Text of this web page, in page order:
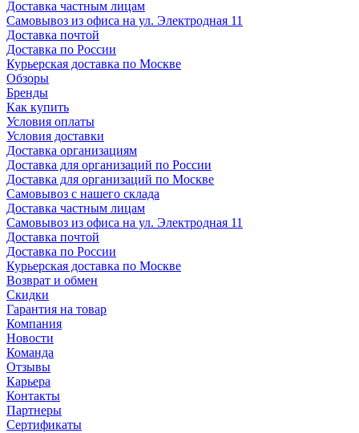
Доставка частным лицам
Самовывоз из офиса на ул. Электродная 11
Доставка почтой
Доставка по России
Курьерская доставка по Москве
Обзоры
Бренды
Как купить
Условия оплаты
Условия доставки
Доставка организациям
Доставка для организаций по России
Доставка для организаций по Москве
Самовывоз с нашего склада
Доставка частным лицам
Самовывоз из офиса на ул. Электродная 11
Доставка почтой
Доставка по России
Курьерская доставка по Москве
Возврат и обмен
Скидки
Гарантия на товар
Компания
Новости
Команда
Отзывы
Карьера
Контакты
Партнеры
Сертификаты